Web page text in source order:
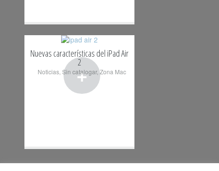
+
Nuevas características del iPad Air
2
Noticias Sin catalogar,Zona Mac